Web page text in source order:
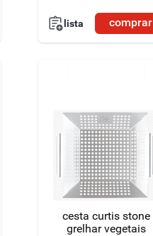
lista comprar
cesta curtis stone
grelhar vegetais